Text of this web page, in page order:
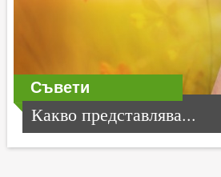
Съвети
Какво представлява...